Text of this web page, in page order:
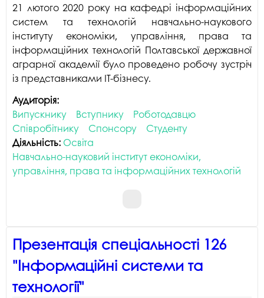
21 лютого 2020 року на кафедрі інформаційних
систем та технологій навчально-наукового
інституту економіки, управління, права та
інформаційних технологій Полтавської державної
аграрної академії було проведено робочу зустріч
із представниками ІТ-бізнесу.
Аудиторія:
Випускнику
Вступнику
Роботодавцю
Співробітнику
Спонсору
Студенту
Діяльність: Освіта
Навчально-науковий інститут економіки,
управління, права та інформаційних технологій
Презентація спеціальності 126
"Інформаційні системи та
технології"